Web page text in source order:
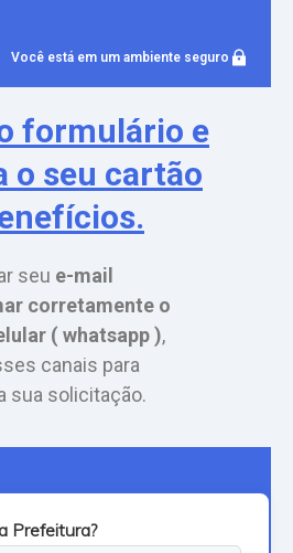
Você está em um ambiente seguro
formulário e
o seu cartão
seu e-mail
corretamente o
( whatsapp ),
canais para
sua solicitação.
Prefeitura?